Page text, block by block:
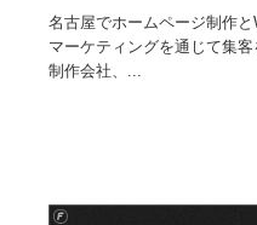
名古屋でホームページ制作
マーケティングを通じて集
制作会社、...